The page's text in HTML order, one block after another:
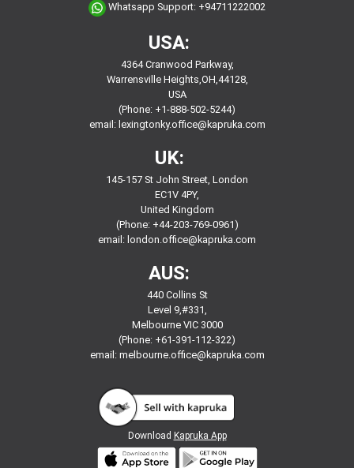
Whatsapp Support: +94711222002
USA:
4364 Cranwood Parkway,
Warrensville Heights,OH,44128,
USA
(Phone: +1-888-502-5244)
email: lexingtonky.office@kapruka.com
UK:
145-157 St John Street, London
EC1V 4PY,
United Kingdom
(Phone: +44-203-769-0961)
email: london.office@kapruka.com
AUS:
440 Collins St
Level 9,#331,
Melbourne VIC 3000
(Phone: +61-391-112-322)
email: melbourne.office@kapruka.com
Download Kapruka App